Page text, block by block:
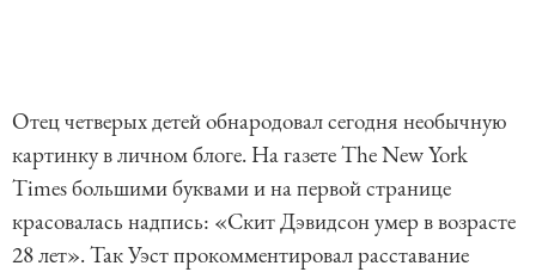
Отец четверых детей обнародовал сегодня необычную
картинку в личном блоге. На газете The New York
Times большими буквами и на первой странице
красовалась надпись: «Скит Дэвидсон умер в возрасте
28 лет». Так Уэст прокомментировал расставание